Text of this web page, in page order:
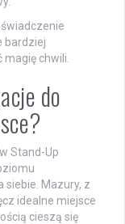
bardziej
chwili.
do
Stand-Up
siebie. Mazury, z
idealne miejsce
cieszą się